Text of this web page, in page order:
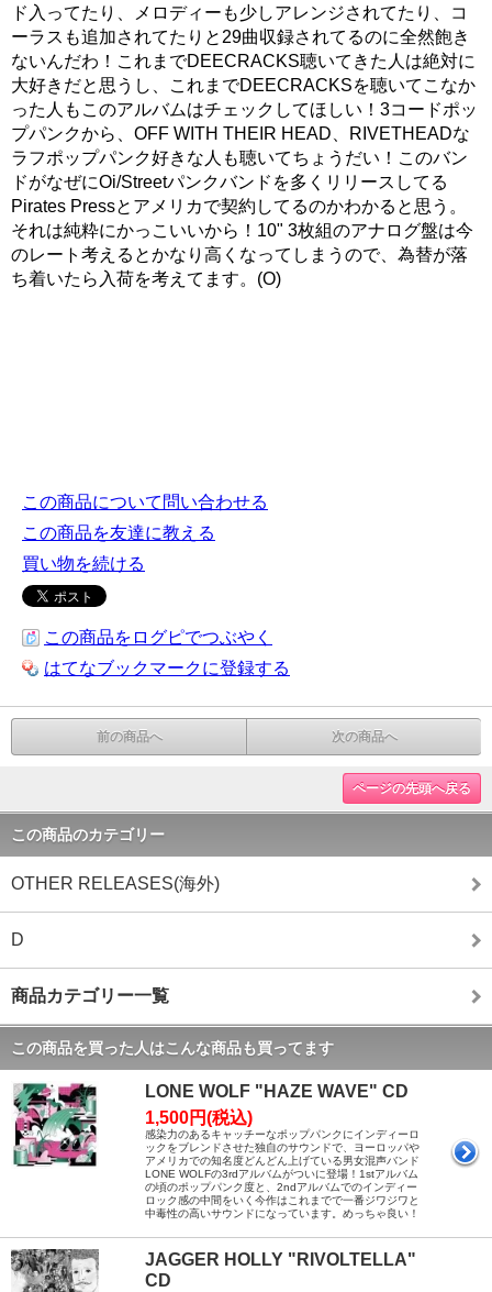
ド入ってたり、メロディーも少しアレンジされてたり、コ
ーラスも追加されてたりと29曲収録されてるのに全然飽き
ないんだわ！これまでDEECRACKS聴いてきた人は絶対に
大好きだと思うし、これまでDEECRACKSを聴いてこなか
った人もこのアルバムはチェックしてほしい！3コードポッ
プパンクから、OFF WITH THEIR HEAD、RIVETHEADな
ラフポップパンク好きな人も聴いてちょうだい！このバン
ドがなぜにOi/Streetパンクバンドを多くリリースしてる
Pirates Pressとアメリカで契約してるのかわかると思う。
それは純粋にかっこいいから！10" 3枚組のアナログ盤は今
のレート考えるとかなり高くなってしまうので、為替が落
ち着いたら入荷を考えてます。(O)
この商品について問い合わせる
この商品を友達に教える
買い物を続ける
この商品をログピでつぶやく
はてなブックマークに登録する
前の商品へ 次の商品へ
ページの先頭へ戻る
この商品のカテゴリー
OTHER RELEASES(海外)
D
商品カテゴリー一覧
この商品を買った人はこんな商品も買ってます
LONE WOLF "HAZE WAVE" CD
1,500円(税込)
感染力のあるキャッチーなポップパンクにインディーロ
ックをブレンドさせた独自のサウンドで、ヨーロッパや
アメリカでの知名度どんどん上げている男女混声バンド
LONE WOLFの3rdアルバムがついに登場！1stアルバム
の頃のポップパンク度と、2ndアルバムでのインディー
ロック感の中間をいく今作はこれまでで一番ジワジワと
中毒性の高いサウンドになっています。めっちゃ良い！
JAGGER HOLLY "RIVOLTELLA"
CD